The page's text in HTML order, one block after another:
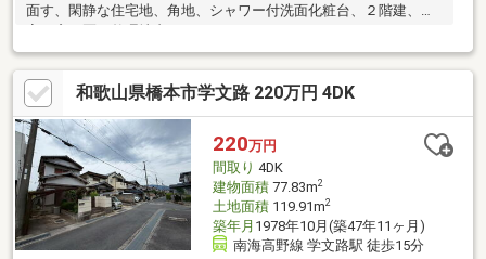
面す、閑静な住宅地、角地、シャワー付洗面化粧台、２階建、浴
和歌山県橋本市学文路 220万円 4DK
220万円
間取り 4DK
建物面積77.83m2
土地面積119.91m2
築年月 1978年10月(築47年11ヶ月)
南海高野線 学文路駅 徒歩15分